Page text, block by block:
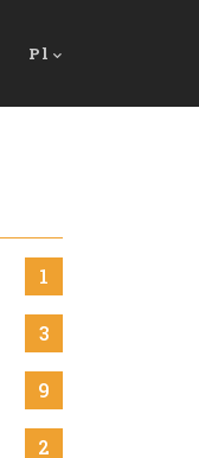
Pl
1
3
9
2